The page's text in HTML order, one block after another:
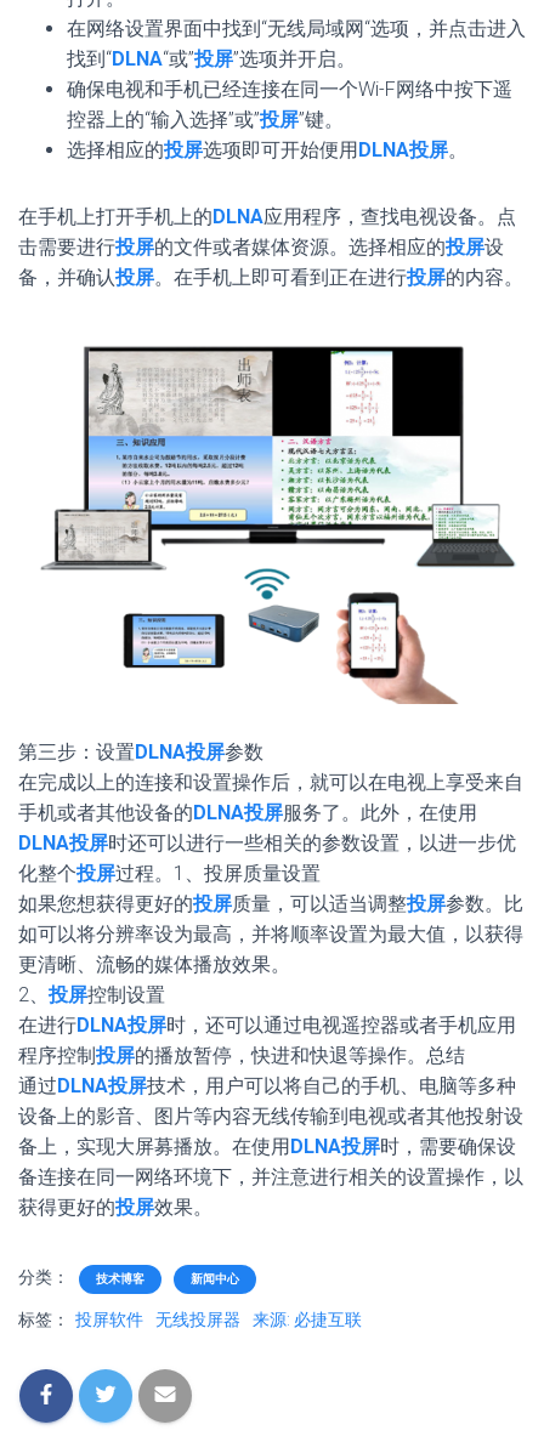
在网络设置界面中找到“无线局域网“选项，并点击进入
找到“DLNA“或”投屏”选项并开启。
确保电视和手机已经连接在同一个Wi-F网络中按下遥
控器上的“输入选择”或”投屏”键。
选择相应的投屏选项即可开始便用 DLNA投屏。
在手机上打开手机上的 DLNA应用程序，查找电视设备。点
击需要进行投屏的文件或者媒体资源。选择相应的投屏设
备，并确认投屏。在手机上即可看到正在进行投屏的内容。
第三步：设置 DLNA投屏参数
在完成以上的连接和设置操作后，就可以在电视上享受来自
手机或者其他设备的 DLNA投屏服务了。此外，在使用
DLNA投屏时还可以进行一些相关的参数设置，以进一步优
化整个投屏过程。1、投屏质量设置
如果您想获得更好的投屏质量，可以适当调整投屏参数。比
如可以将分辨率设为最高，并将顺率设置为最大值，以获得
更清晰、流畅的媒体播放效果。
2、 投屏控制设置
在进行DLNA投屏时，还可以通过电视遥控器或者手机应用
程序控制 投屏的播放暂停，快进和快退等操作。总结
通过 DLNA投屏技术，用户可以将自己的手机、电脑等多种
设备上的影音、图片等内容无线传输到电视或者其他投射设
备上，实现大屏募播放。在使用 DLNA投屏时，需要确保设
备连接在同一网络环境下，并注意进行相关的设置操作，以
获得更好的投屏效果。
分类： 技术博客 新闻中心
标签： 投屏软件 无线投屏器 来源: 必捷互联